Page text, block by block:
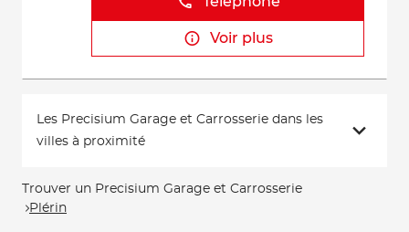
Voir plus
Les Precisium Garage et Carrosserie dans les
villes à proximité
Trouver un Precisium Garage et Carrosserie
Plérin